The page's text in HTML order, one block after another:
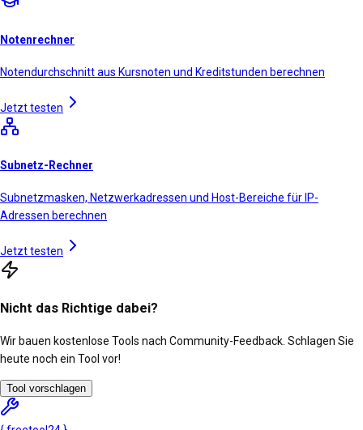
Notenrechner
Notendurchschnitt aus Kursnoten und Kreditstunden berechnen
Jetzt testen
Subnetz-Rechner
Subnetzmasken, Netzwerkadressen und Host-Bereiche für IP-
Adressen berechnen
Jetzt testen
Nicht das Richtige dabei?
Wir bauen kostenlose Tools nach Community-Feedback. Schlagen Sie
heute noch ein Tool vor!
Tool vorschlagen